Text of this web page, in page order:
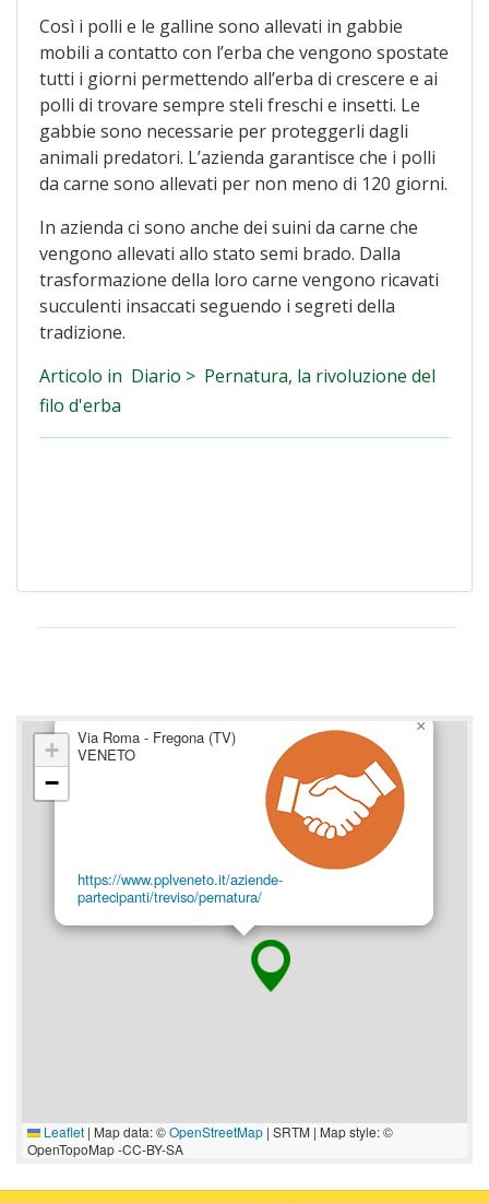
Così i polli e le galline sono allevati in gabbie
mobili a contatto con l’erba che vengono spostate
tutti i giorni permettendo all’erba di crescere e ai
polli di trovare sempre steli freschi e insetti. Le
gabbie sono necessarie per proteggerli dagli
animali predatori. L’azienda garantisce che i polli
da carne sono allevati per non meno di 120 giorni.
In azienda ci sono anche dei suini da carne che
vengono allevati allo stato semi brado. Dalla
trasformazione della loro carne vengono ricavati
succulenti insaccati seguendo i segreti della
tradizione.
Articolo in Diario > Pernatura, la rivoluzione del
filo d'erba
Via Roma - Fregona (TV)
VENETO
https://www.pplveneto.it/aziende-
partecipanti/treviso/pernatura/
×
+
−
Leaflet | Map data: ©OpenStreetMap | SRTM | Map style: ©
OpenTopoMap -CC-BY-SA